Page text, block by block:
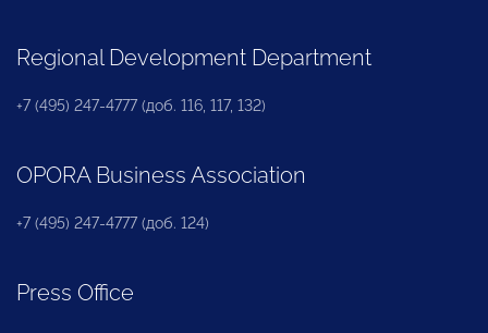
Regional Development Department
+7 (495) 247-4777 (доб. 116, 117, 132)
OPORA Business Association
+7 (495) 247-4777 (доб. 124)
Press Office